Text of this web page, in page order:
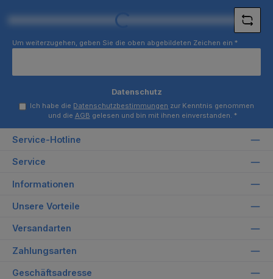
Loading...
Um weiterzugehen, geben Sie die oben abgebildeten Zeichen ein *
Datenschutz
Ich habe die Datenschutzbestimmungen zur Kenntnis genommen
und die AGB gelesen und bin mit ihnen einverstanden. *
Service-Hotline
Service
Informationen
Unsere Vorteile
Versandarten
Zahlungsarten
Geschäftsadresse